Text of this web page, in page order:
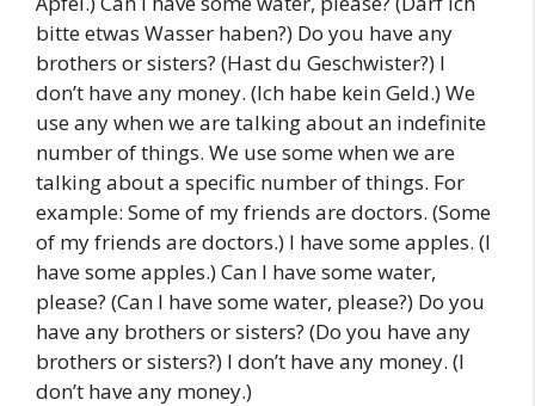
bitte etwas Wasser haben?) Do you have any
brothers or sisters? (Hast du Geschwister?) I
don’t have any money. (Ich habe kein Geld.) We
use any when we are talking about an indefinite
number of things. We use some when we are
talking about a specific number of things. For
example: Some of my friends are doctors. (Some
of my friends are doctors.) I have some apples. (I
have some apples.) Can I have some water,
please? (Can I have some water, please?) Do you
have any brothers or sisters? (Do you have any
brothers or sisters?) I don’t have any money. (I
don’t have any money.)